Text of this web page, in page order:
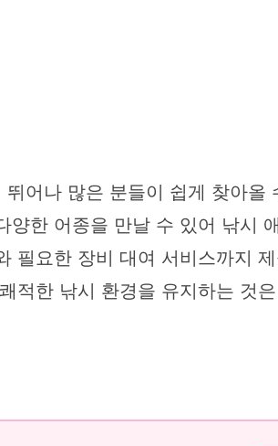
어나 많은 분들이 쉽게 찾아
한 어종을 만날 수 있어 낚시
요한 장비 대여 서비스까지
적한 낚시 환경을 유지하는 것